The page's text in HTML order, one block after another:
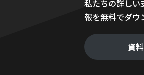
私たちの詳しい
報を無料でダウ
資